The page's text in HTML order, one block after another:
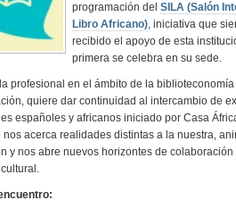
programación del SILA (Salón
Libro Africano), iniciativa que
recibido el apoyo de esta
primera se celebra en su sede.
profesional en el ámbito de la biblioteconomía
quiere dar continuidad al intercambio de
españoles y africanos iniciado por Casa
nos acerca realidades distintas a la nuestra,
y nos abre nuevos horizontes de colaboración